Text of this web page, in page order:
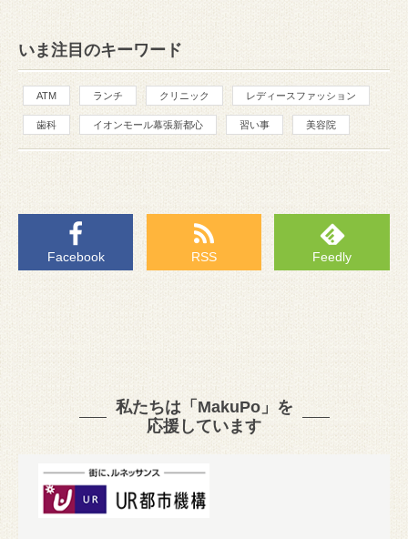
いま注目のキーワード
ATM ランチ クリニック レディースファッション
歯科 イオンモール幕張新都心 習い事 美容院
Facebook RSS Feedly
私たちは「MakuPo」を
応援しています